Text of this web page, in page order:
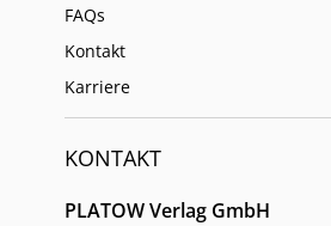
FAQs
Kontakt
Karriere
KONTAKT
PLATOW Verlag GmbH